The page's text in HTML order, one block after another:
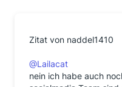
Zitat von naddel1410
@Lailacat
nein ich habe auch